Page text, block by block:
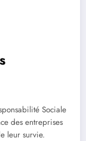
Sociale
des entreprises
leur survie.